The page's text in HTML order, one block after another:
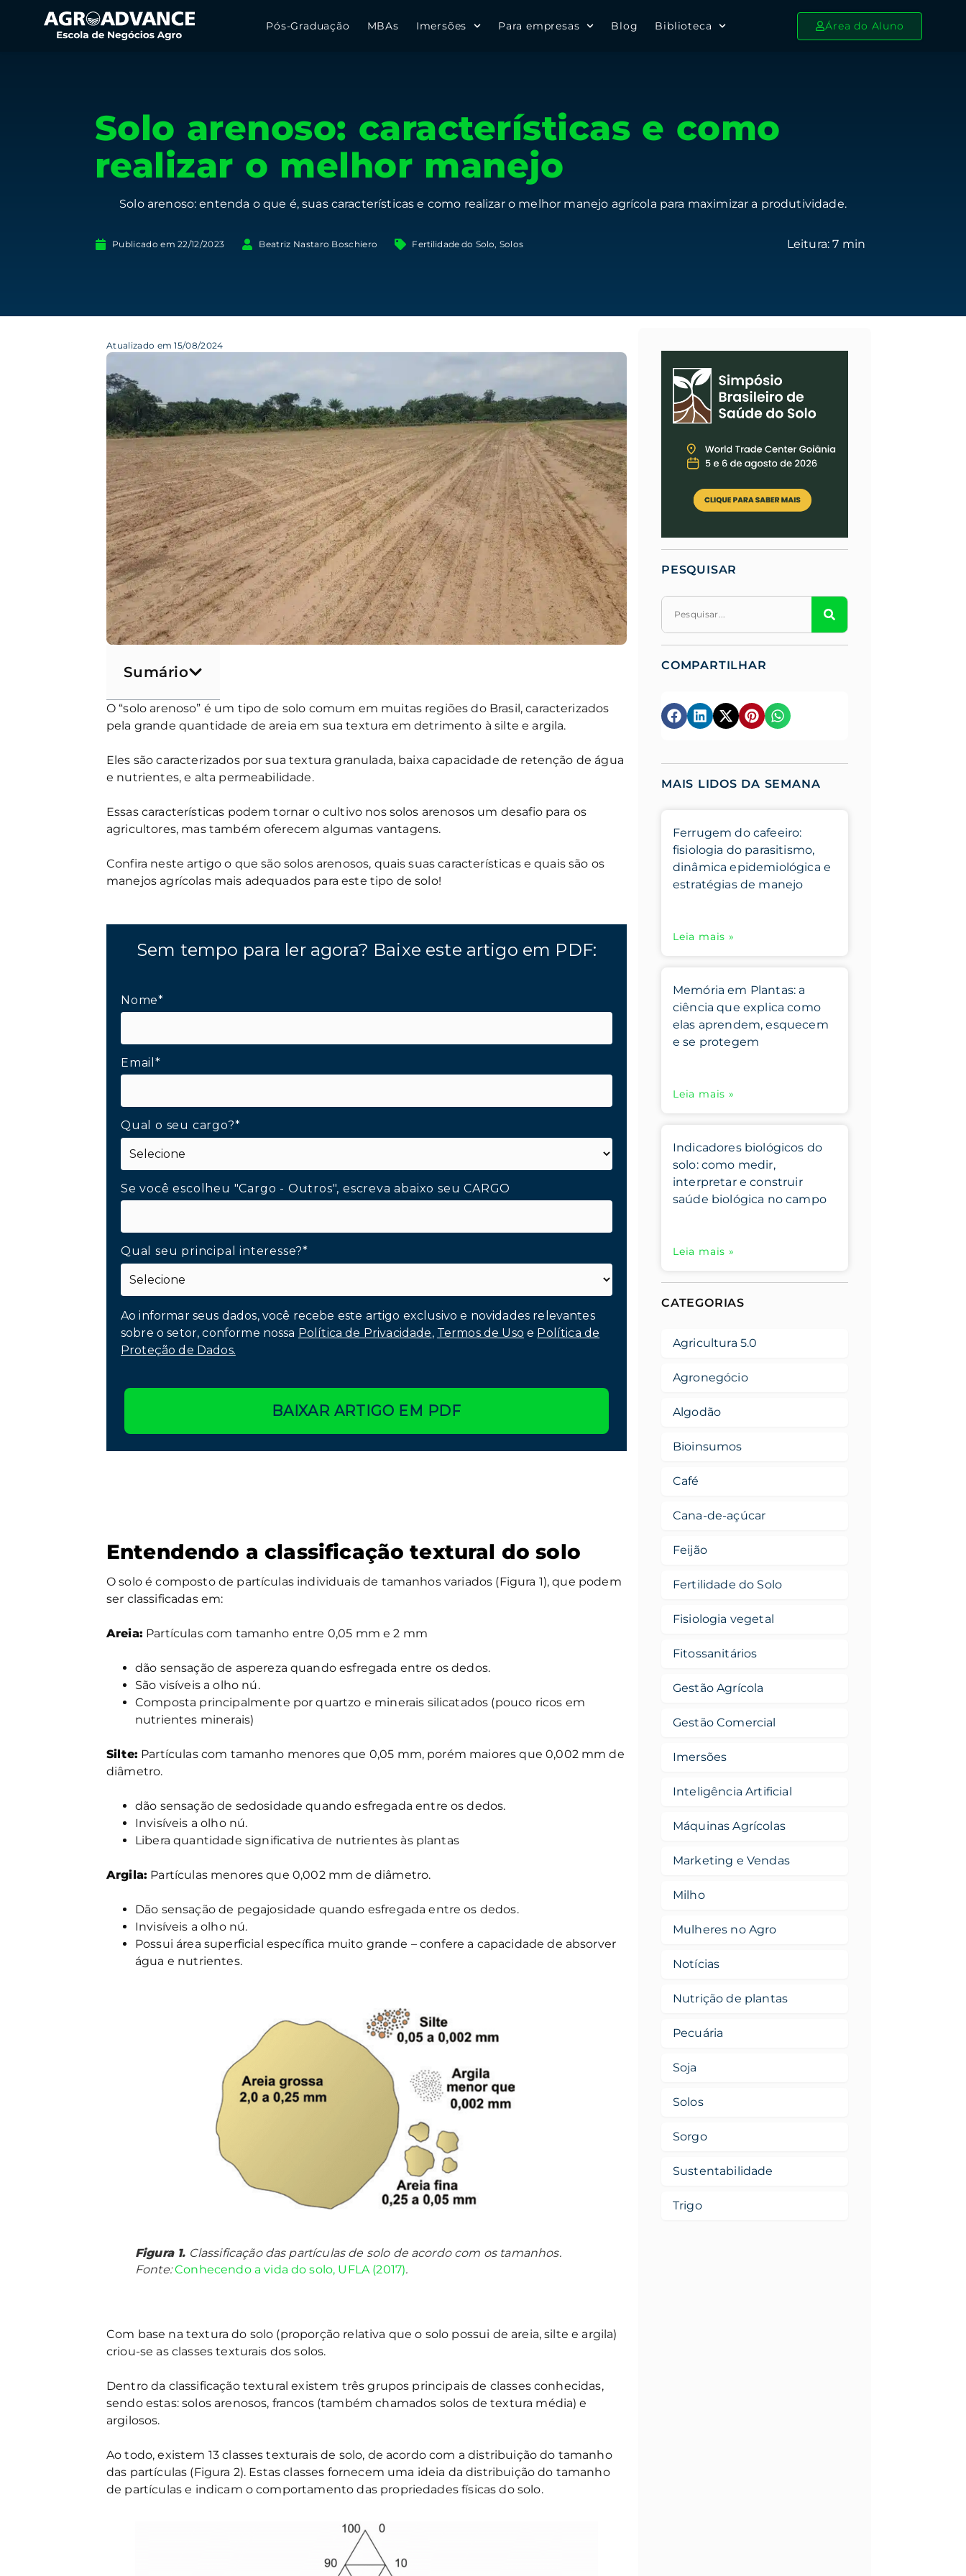
Pós-Graduação MBAs Imersões Para empresas Blog Biblioteca Área do Aluno
Solo arenoso: características e como
realizar o melhor manejo
Solo arenoso: entenda o que é, suas características e como realizar o melhor manejo agrícola para maximizar a produtividade.
Publicado em 22/12/2023 Beatriz Nastaro Boschiero Fertilidade do Solo,Solos
Atualizado em 15/08/2024
Sumário
O “solo arenoso” é um tipo de solo comum em muitas regiões do Brasil, caracterizados
pela grande quantidade de areia em sua textura em detrimento à silte e argila.
Eles são caracterizados por sua textura granulada, baixa capacidade de retenção de água
e nutrientes, e alta permeabilidade.
Essas características podem tornar o cultivo nos solos arenosos um desafio para os
agricultores, mas também oferecem algumas vantagens.
Confira neste artigo o que são solos arenosos, quais suas características e quais são os
manejos agrícolas mais adequados para este tipo de solo!
Sem tempo para ler agora? Baixe este artigo em PDF:
Nome*
Email*
Qual o seu cargo?*
Se você escolheu "Cargo - Outros", escreva abaixo seu CARGO
Qual seu principal interesse?*
Ao informar seus dados, você recebe este artigo exclusivo e novidades relevantes
sobre o setor, conforme nossa Política de Privacidade, Termos de Uso e Política de
Proteção de Dados.
BAIXAR ARTIGO EM PDF
Entendendo a classificação textural do solo
O solo é composto de partículas individuais de tamanhos variados (Figura 1), que podem
ser classificadas em:
Areia: Partículas com tamanho entre 0,05 mm e 2 mm
dão sensação de aspereza quando esfregada entre os dedos.
São visíveis a olho nú.
Composta principalmente por quartzo e minerais silicatados (pouco ricos em
nutrientes minerais)
Silte: Partículas com tamanho menores que 0,05 mm, porém maiores que 0,002 mm de
diâmetro.
dão sensação de sedosidade quando esfregada entre os dedos.
Invisíveis a olho nú.
Libera quantidade significativa de nutrientes às plantas
Argila: Partículas menores que 0,002 mm de diâmetro.
Dão sensação de pegajosidade quando esfregada entre os dedos.
Invisíveis a olho nú.
Possui área superficial específica muito grande – confere a capacidade de absorver
água e nutrientes.
Figura 1. Classificação das partículas de solo de acordo com os tamanhos.
Fonte:Conhecendo a vida do solo, UFLA (2017).
Com base na textura do solo (proporção relativa que o solo possui de areia, silte e argila)
criou-se as classes texturais dos solos.
Dentro da classificação textural existem três grupos principais de classes conhecidas,
sendo estas: solos arenosos, francos (também chamados solos de textura média) e
argilosos.
Ao todo, existem 13 classes texturais de solo, de acordo com a distribuição do tamanho
das partículas (Figura 2). Estas classes fornecem uma ideia da distribuição do tamanho
de partículas e indicam o comportamento das propriedades físicas do solo.
PESQUISAR
COMPARTILHAR
MAIS LIDOS DA SEMANA
Ferrugem do cafeeiro:
fisiologia do parasitismo,
dinâmica epidemiológica e
estratégias de manejo
Leia mais »
Memória em Plantas: a
ciência que explica como
elas aprendem, esquecem
e se protegem
Leia mais »
Indicadores biológicos do
solo: como medir,
interpretar e construir
saúde biológica no campo
Leia mais »
CATEGORIAS
Agricultura 5.0
Agronegócio
Algodão
Bioinsumos
Café
Cana-de-açúcar
Feijão
Fertilidade do Solo
Fisiologia vegetal
Fitossanitários
Gestão Agrícola
Gestão Comercial
Imersões
Inteligência Artificial
Máquinas Agrícolas
Marketing e Vendas
Milho
Mulheres no Agro
Notícias
Nutrição de plantas
Pecuária
Soja
Solos
Sorgo
Sustentabilidade
Trigo